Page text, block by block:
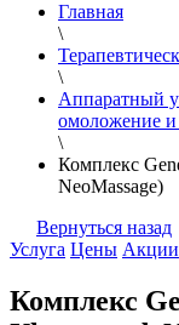
Главная
\
\
Аппаратный
омоложение
\
Комплекс
NeoMassage)
Вернуться назад
Услуга Цены Акции
Комплекс